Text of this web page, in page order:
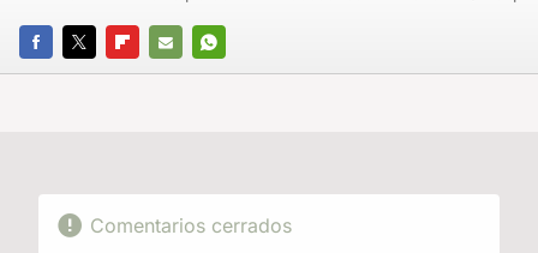
FACEBOOK
TWITTERFLIPBOARD
E-
WHATSAPP
Comentarios cerrados